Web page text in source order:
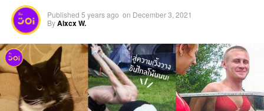
Published 5 years ago on December 3, 2021
ByAlxcx W.